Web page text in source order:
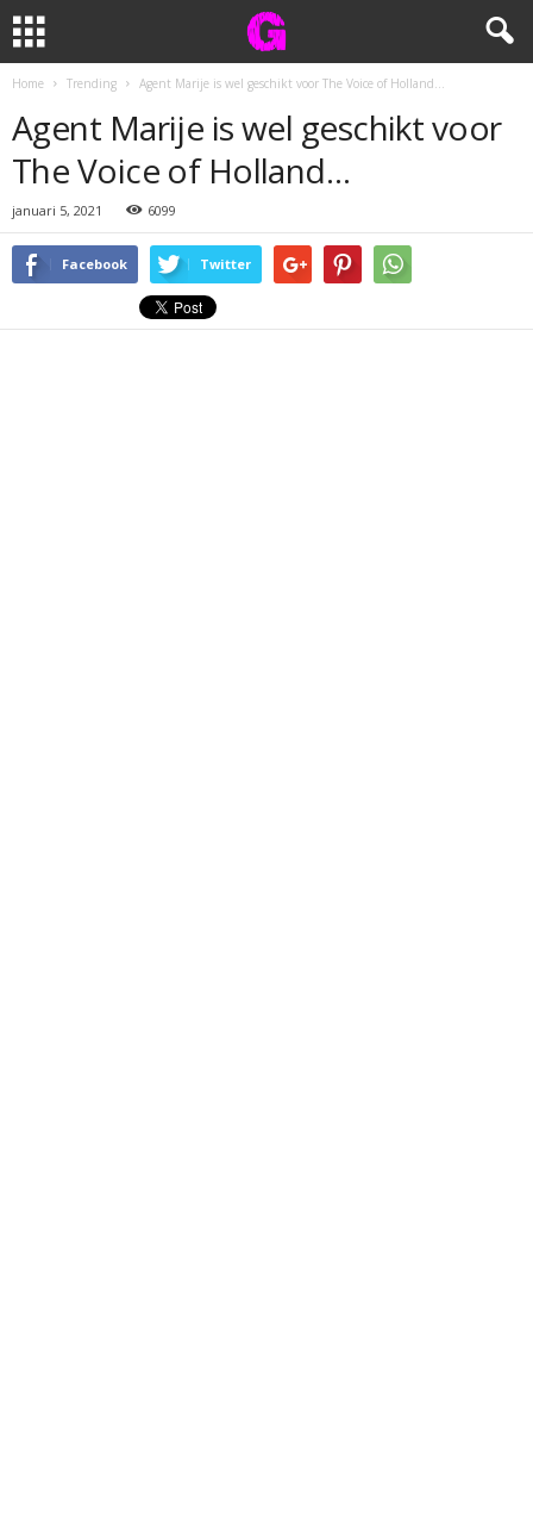
Home Trending Agent Marije is wel geschikt voor The Voice of Holland…
Agent Marije is wel geschikt voor
The Voice of Holland…
januari 5, 2021 6099
Facebook Twitter